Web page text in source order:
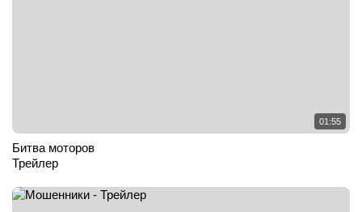
01:55
Битва моторов
Трейлер